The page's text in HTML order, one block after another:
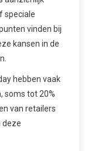
speciale
vinden bij
kansen in de
hebben vaak
soms tot 20%
van retailers
deze